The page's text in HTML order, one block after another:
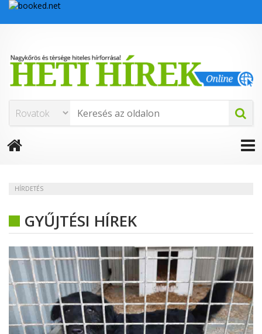
HÍRDETÉS
GYŰJTÉSI HÍREK